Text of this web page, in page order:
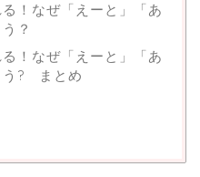
！なぜ「えーと」「あ
？
！なぜ「えーと」「あ
う? まとめ